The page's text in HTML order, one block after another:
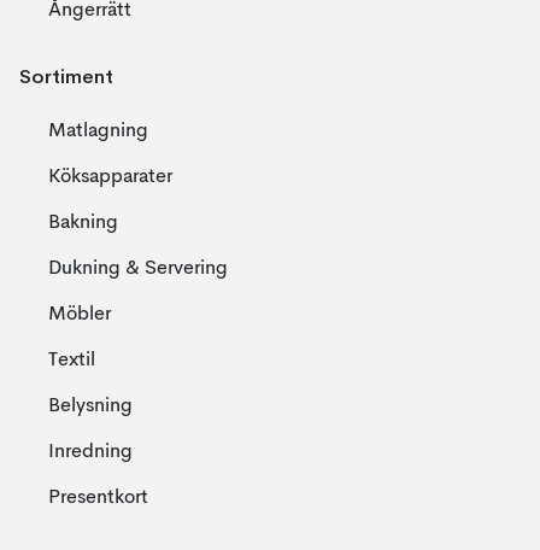
Ångerrätt
Sortiment
Matlagning
Köksapparater
Bakning
Dukning & Servering
Möbler
Textil
Belysning
Inredning
Presentkort